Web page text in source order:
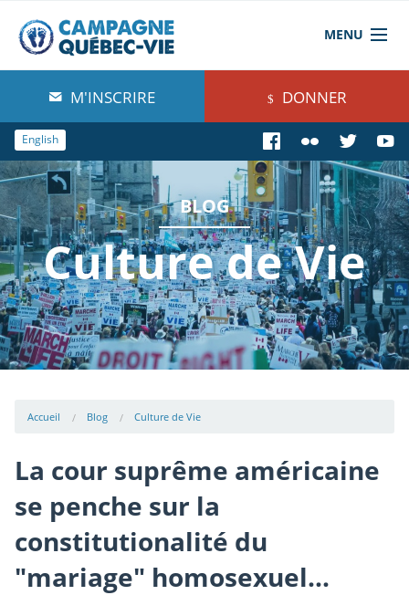
MENU
À propos de nous
Blog
Comprendre
Agir
Boutique
M'INSCRIRE DONNER
English
BLOG
Culture de Vie
Accueil Blog Culture de Vie
La cour suprême américaine
se penche sur la
constitutionalité du
"mariage" homosexuel...